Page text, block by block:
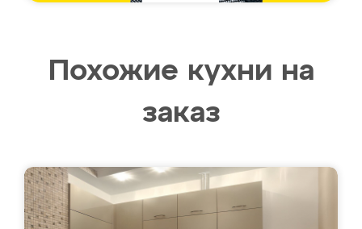
Похожие кухни на
заказ